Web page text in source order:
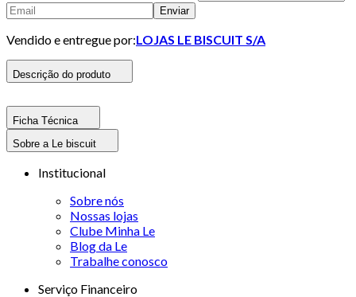
Enviar
Vendido e entregue por:LOJAS LE BISCUIT S/A
Descrição do produto
Ficha Técnica
Sobre a Le biscuit
Institucional
Sobre nós
Nossas lojas
Clube Minha Le
Blog da Le
Trabalhe conosco
Serviço Financeiro